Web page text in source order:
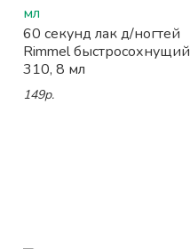
60 секунд лак д/ногтей
Rimmel быстросохнущий
310, 8 мл
149р.